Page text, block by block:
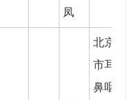
凤
北京
市耳
鼻咽